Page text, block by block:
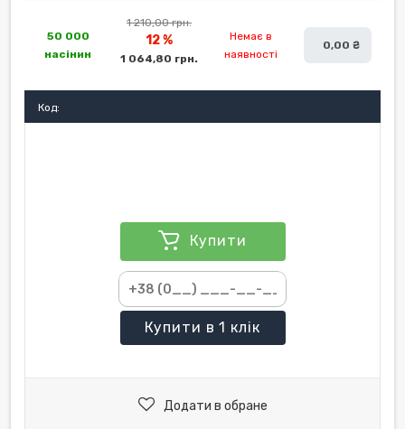
50 000
насінин
1 210,00 грн.
12 %
1 064,80 грн.
Немає в
наявності
0,00 ₴
Код:
Купити
Купити в 1 клік
Додати в обране